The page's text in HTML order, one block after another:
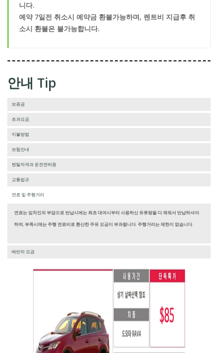
니다.
예약 7일전 취소시 예약금 환불가능하며, 렌트비 지급후 취
소시 환불은 불가능합니다.
안내 Tip
보증금
초과요금
지불방법
보험안내
렌탈자격과 운전면허증
교통법규
연료 및 주행거리
연료는 임차인의 부담으로 반납시에는 최초 대여시부터 사용하신 유류량을 다 채워서 반납하셔야
하며, 부족시에는 주행 연료비로 환산한 주유 요금이 부과됩니다. 주행거리는 제한이 없습니다.
배반차 요금